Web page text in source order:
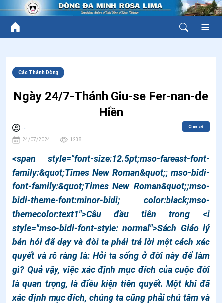
Các Thánh Dòng
Ngày 24/7-Thánh Giu-se Fer-nan-de
Hiền
...
24/07/2024 1238
Chia sẻ
<span style="font-size:12.5pt;mso-fareast-font-
family:&quot;Times New Roman&quot;; mso-bidi-
font-family:&quot;Times New Roman&quot;;mso-
bidi-theme-font:minor-bidi; color:black;mso-
themecolor:text1">Câu đầu tiên trong <i
style="mso-bidi-font-style: normal">Sách Giáo lý
bản hỏi đã dạy và đòi ta phải trả lời một cách xác
quyết và rõ ràng là: Hỏi ta sống ở đời này để làm
gì? Quả vậy, việc xác định mục đích của cuộc đời
là quan trọng, là điều kiện tiên quyết. Một khi đã
xác định mục đích, chúng ta cũng phải chú tâm và